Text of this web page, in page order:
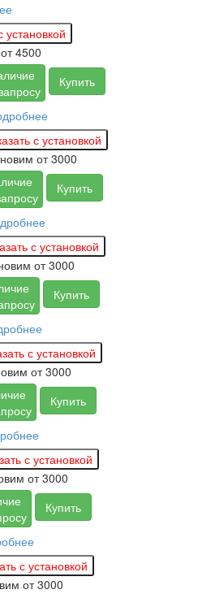
от 4500
Купить
от 3000
Купить
от 3000
Купить
от 3000
Купить
от 3000
Купить
от 3000